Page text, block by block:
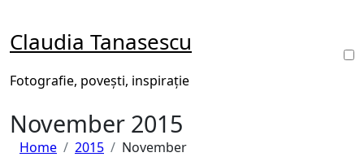
content
Claudia Tanasescu
Fotografie, povești, inspirație
November 2015
Home 2015 November